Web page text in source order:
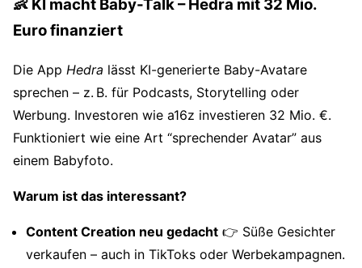
👶 KI macht Baby-Talk – Hedra mit 32 Mio.
Euro finanziert
Die App Hedra lässt KI-generierte Baby-Avatare
sprechen – z. B. für Podcasts, Storytelling oder
Werbung. Investoren wie a16z investieren 32 Mio. €.
Funktioniert wie eine Art “sprechender Avatar” aus
einem Babyfoto.
Warum ist das interessant?
Content Creation neu gedacht 👉 Süße Gesichter
verkaufen – auch in TikToks oder Werbekampagnen.